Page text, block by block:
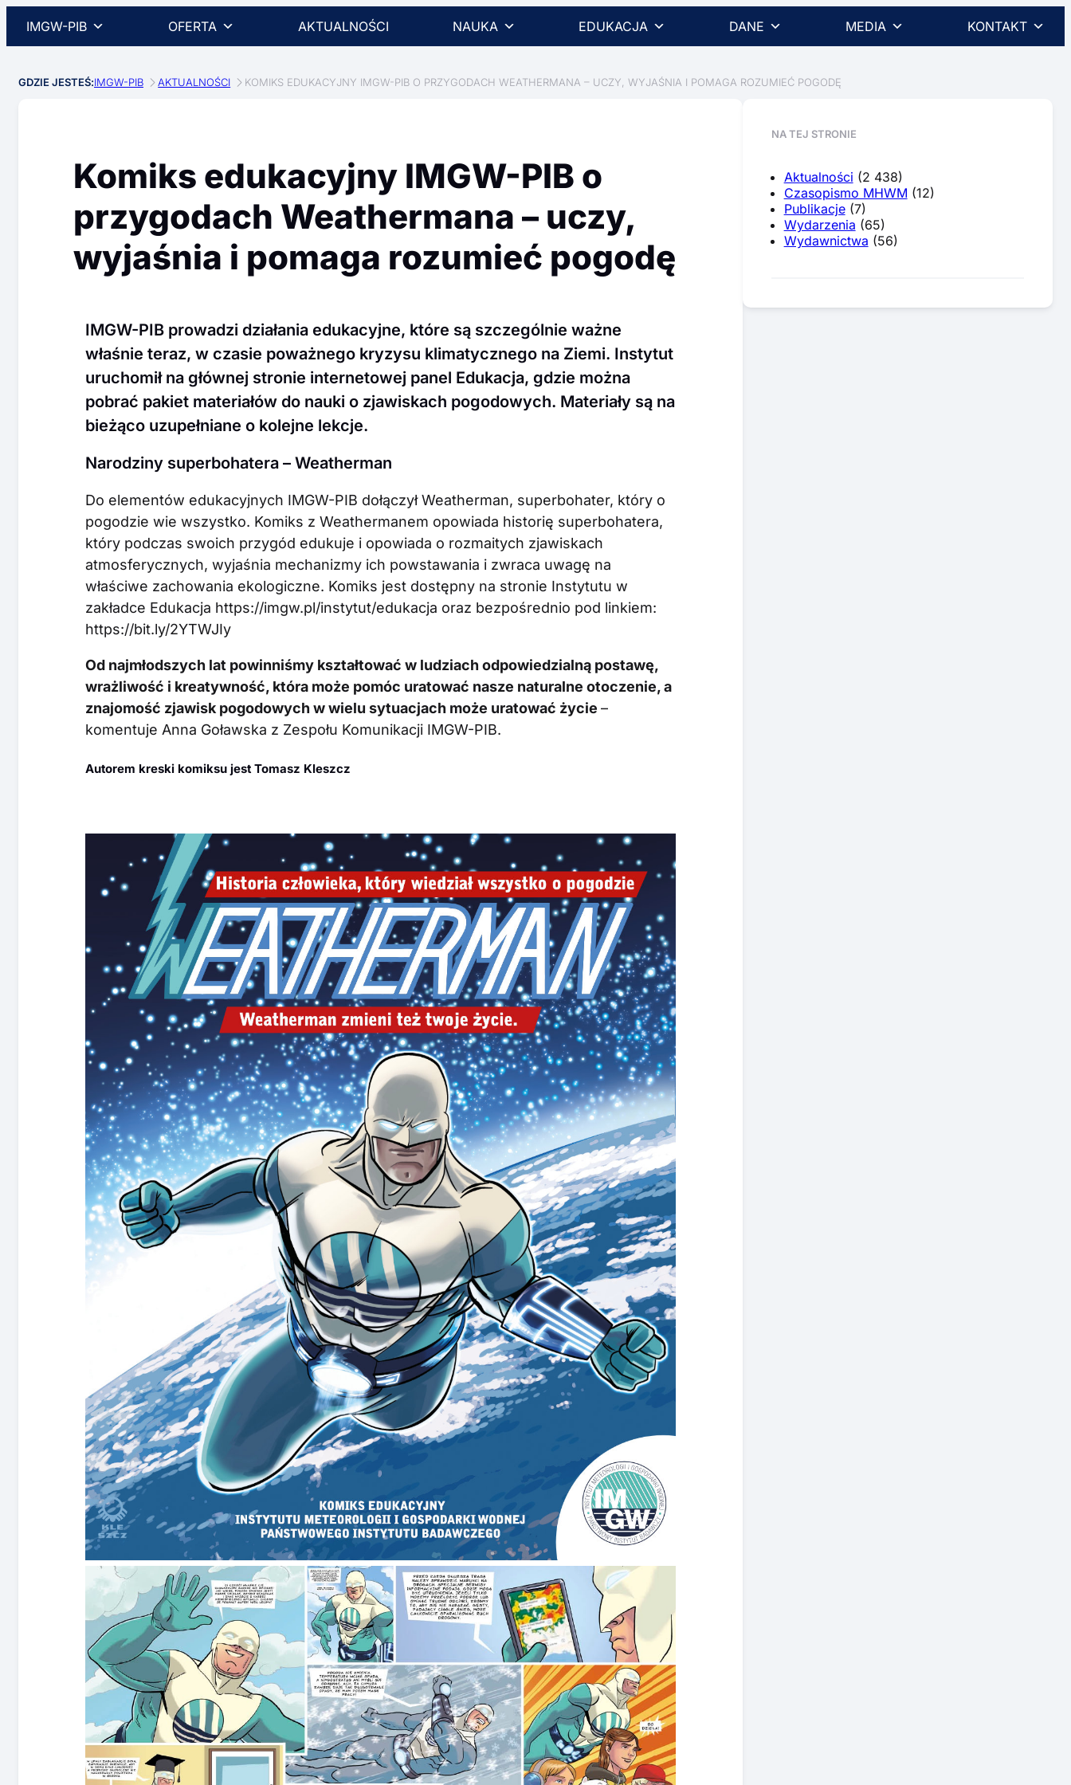
IMGW-PIB OFERTA AKTUALNOŚCI NAUKA EDUKACJA DANE MEDIA KONTAKT
GDZIE JESTEŚ:IMGW-PIB AKTUALNOŚCI KOMIKS EDUKACYJNY IMGW-PIB O PRZYGODACH WEATHERMANA – UCZY, WYJAŚNIA I POMAGA ROZUMIEĆ POGODĘ
Komiks edukacyjny IMGW-PIB o
przygodach Weathermana – uczy,
wyjaśnia i pomaga rozumieć pogodę
IMGW-PIB prowadzi działania edukacyjne, które są szczególnie ważne
właśnie teraz, w czasie poważnego kryzysu klimatycznego na Ziemi. Instytut
uruchomił na głównej stronie internetowej panel Edukacja, gdzie można
pobrać pakiet materiałów do nauki o zjawiskach pogodowych. Materiały są na
bieżąco uzupełniane o kolejne lekcje.
Narodziny superbohatera – Weatherman
Do elementów edukacyjnych IMGW-PIB dołączył Weatherman, superbohater, który o
pogodzie wie wszystko. Komiks z Weathermanem opowiada historię superbohatera,
który podczas swoich przygód edukuje i opowiada o rozmaitych zjawiskach
atmosferycznych, wyjaśnia mechanizmy ich powstawania i zwraca uwagę na
właściwe zachowania ekologiczne. Komiks jest dostępny na stronie Instytutu w
zakładce Edukacja https://imgw.pl/instytut/edukacja oraz bezpośrednio pod linkiem:
https://bit.ly/2YTWJIy
Od najmłodszych lat powinniśmy kształtować w ludziach odpowiedzialną postawę,
wrażliwość i kreatywność, która może pomóc uratować nasze naturalne otoczenie, a
znajomość zjawisk pogodowych w wielu sytuacjach może uratować życie–
komentuje Anna Goławska z Zespołu Komunikacji IMGW-PIB.
Autorem kreski komiksu jest Tomasz Kleszcz
NA TEJ STRONIE
Aktualności (2 438)
Czasopismo MHWM (12)
Publikacje(7)
Wydarzenia (65)
Wydawnictwa (56)